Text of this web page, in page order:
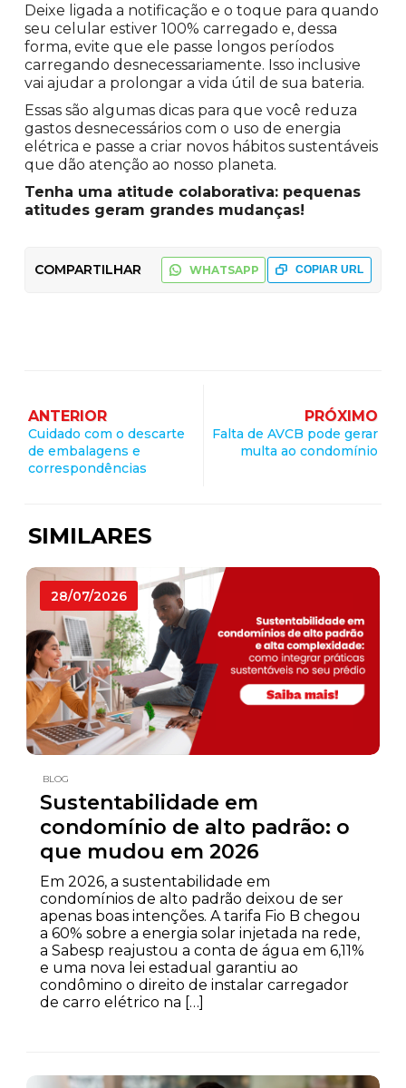
Deixe ligada a notificação e o toque para quando
seu celular estiver 100% carregado e, dessa
forma, evite que ele passe longos períodos
carregando desnecessariamente. Isso inclusive
vai ajudar a prolongar a vida útil de sua bateria.
Essas são algumas dicas para que você reduza
gastos desnecessários com o uso de energia
elétrica e passe a criar novos hábitos sustentáveis
que dão atenção ao nosso planeta.
Tenha uma atitude colaborativa: pequenas
atitudes geram grandes mudanças!
COMPARTILHAR COPIAR URL
WHATSAPP
ANTERIOR
Cuidado com o descarte
de embalagens e
correspondências
PRÓXIMO
Falta de AVCB pode gerar
multa ao condomínio
SIMILARES
28/07/2026
BLOG
Sustentabilidade em
condomínio de alto padrão: o
que mudou em 2026
Em 2026, a sustentabilidade em
condomínios de alto padrão deixou de ser
apenas boas intenções. A tarifa Fio B chegou
a 60% sobre a energia solar injetada na rede,
a Sabesp reajustou a conta de água em 6,11%
e uma nova lei estadual garantiu ao
condômino o direito de instalar carregador
de carro elétrico na […]